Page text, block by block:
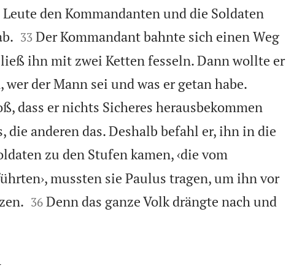
den Kommandanten und die Soldaten

33 Der Kommandant bahnte sich einen Weg
ihn mit zwei Ketten fesseln. Dann wollte er
der Mann sei und was er getan habe.
dass er nichts Sicheres herausbekommen
die anderen das. Deshalb befahl er, ihn in die
zu den Stufen kamen, ‹die vom
mussten sie Paulus tragen, um ihn vor

36 Denn das ganze Volk drängte nach und